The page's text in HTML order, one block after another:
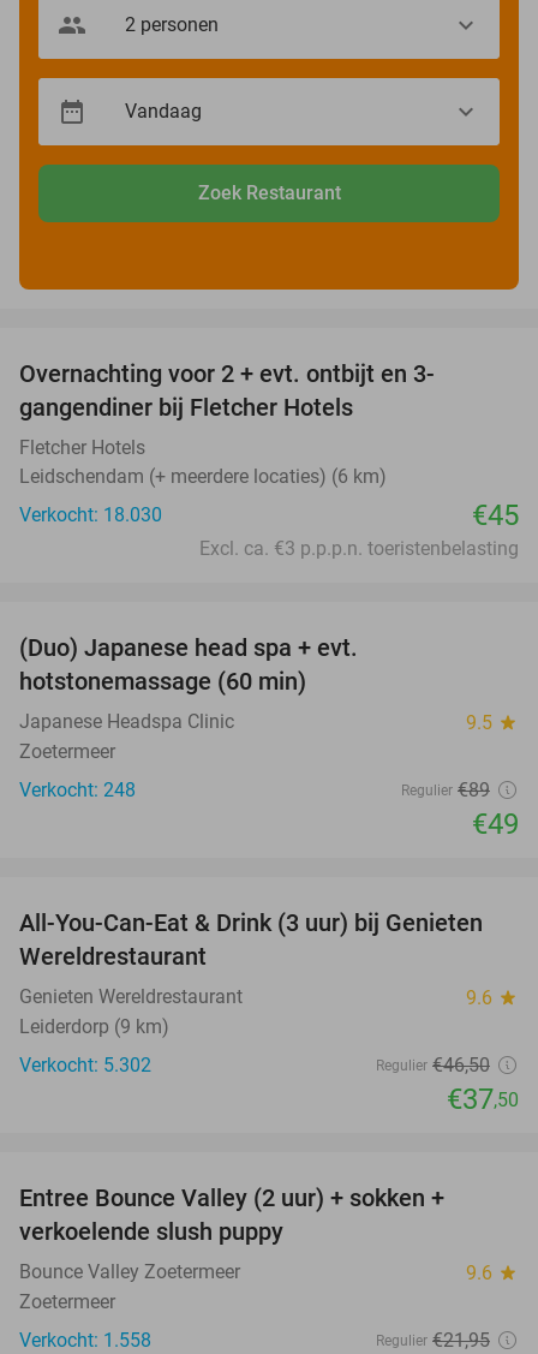
Zoek Restaurant
Overnachting voor 2 + evt. ontbijt en 3-
gangendiner bij Fletcher Hotels
Fletcher Hotels
Leidschendam (+ meerdere locaties) (6 km)
Verkocht: 18.030
€45
Excl. ca. €3 p.p.p.n. toeristenbelasting
(Duo) Japanese head spa + evt.
hotstonemassage (60 min)
Japanese Headspa Clinic 9.5 star
Zoetermeer
Verkocht: 248
Regulier €89
€49
19%
All-You-Can-Eat & Drink (3 uur) bij Genieten
Wereldrestaurant
Genieten Wereldrestaurant 9.6 star
Leiderdorp (9 km)
Verkocht: 5.302
Regulier €46,50
€37,50
Entree Bounce Valley (2 uur) + sokken +
verkoelende slush puppy
Bounce Valley Zoetermeer 9.6 star
Zoetermeer
Verkocht: 1.558
Regulier €21,95